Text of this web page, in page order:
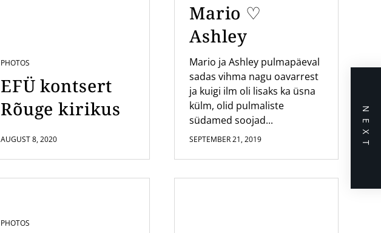
NEXT
PHOTOS
EFÜ kontsert
Rõuge kirikus
AUGUST 8, 2020
Mario ♡
Ashley
Mario ja Ashley pulmapäeval
sadas vihma nagu oavarrest
ja kuigi ilm oli lisaks ka üsna
külm, olid pulmaliste
südamed soojad...
SEPTEMBER 21, 2019
PHOTOS